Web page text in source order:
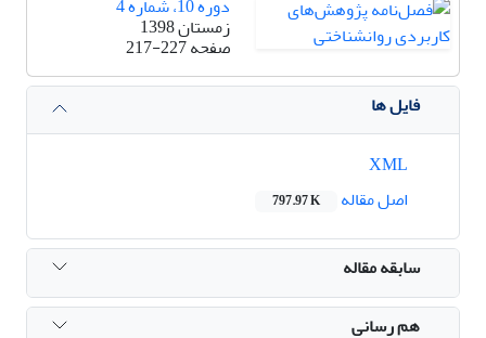
زمستان 1398
صفحه217-227
فایل ها
اصل مقاله
797.97 K
سابقه مقاله
هم رسانی